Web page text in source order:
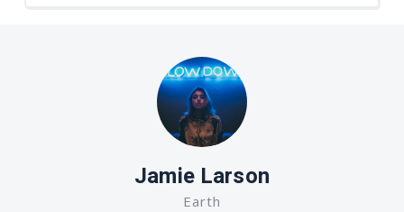
Jamie Larson
Earth